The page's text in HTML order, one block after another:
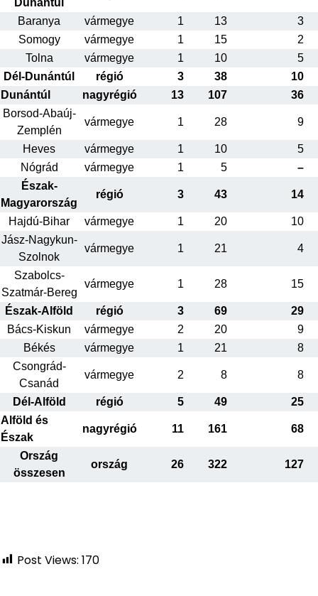
Baranya vármegye 1 13
3
Somogy
vármegye 1 15
2
Tolna
vármegye 1 10
5
Dél-Dunántúl
régió 3 38
10
Dunántúl
nagyrégió 13 107
36
Borsod-Abaúj-
Zemplén
vármegye 1 28 9
Heves vármegye 1 10
5
Nógrád
vármegye 1 5
–
Észak-
Magyarország
régió 3 43 14
Hajdú-Bihar vármegye 1 20
10
Jász-Nagykun-
Szolnok
vármegye 1 21 4
Szabolcs-
Szatmár-Bereg
vármegye 1 28 15
Észak-Alföld régió 3 69
29
Bács-Kiskun
vármegye 2 20
9
Békés
vármegye 1 21
8
Csongrád-
Csanád
vármegye 2 8 8
Dél-Alföld régió 5 49
25
Alföld és
Észak
nagyrégió 11 161 68
Ország
összesen
ország 26 322 127
Post Views: 170